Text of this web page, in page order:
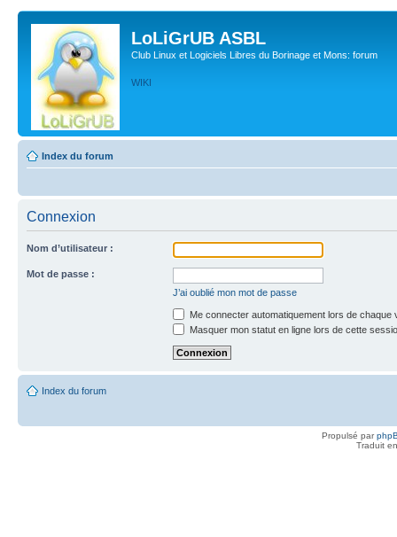
LoLiGrUB ASBL
Club Linux et Logiciels Libres du Borinage et Mons: forum
WIKI
Index du forum
Connexion
Nom d’utilisateur :
Mot de passe :
J’ai oublié mon mot de passe
Me connecter automatiquement lors de chaque
Masquer mon statut en ligne lors de cette
Index du forum
Propulsé par
Traduit